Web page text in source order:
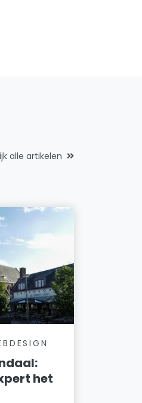
alle artikelen
het